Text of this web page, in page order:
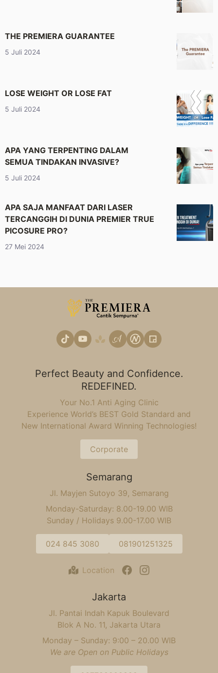
THE PREMIERA GUARANTEE
5 Juli 2024
LOSE WEIGHT OR LOSE FAT
5 Juli 2024
APA YANG TERPENTING DALAM
SEMUA TINDAKAN INVASIVE?
5 Juli 2024
APA SAJA MANFAAT DARI LASER
TERCANGGIH DI DUNIA PREMIER TRUE
PICOSURE PRO?
27 Mei 2024
Perfect Beauty and Confidence.
REDEFINED.
Your No.1 Anti Aging Clinic
Experience World’s BEST Gold Standard and
New International Award Winning Technologies!
Corporate
Semarang
Jl. Mayjen Sutoyo 39, Semarang
Monday-Saturday: 8.00-19.00 WIB
Sunday / Holidays 9.00-17.00 WIB
024 845 3080 081901251325
Location
Jakarta
Jl. Pantai Indah Kapuk Boulevard
Blok A No. 11, Jakarta Utara
Monday – Sunday: 9:00 – 20.00 WIB
We are Open on Public Holidays